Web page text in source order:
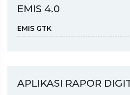
EMIS 4.0
EMIS GTK
APLIKASI RAPOR